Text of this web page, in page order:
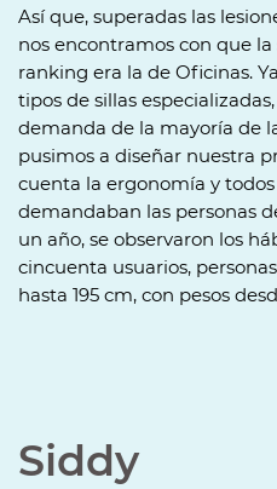
Así que, superadas las
nos encontramos con que
ranking era la de Oficinas.
tipos de sillas
demanda de la mayoría de
pusimos a diseñar nuestra
cuenta la ergonomía y
demandaban las personas
un año, se observaron los
cincuenta usuarios,
hasta 195 cm, con pesos
Siddy